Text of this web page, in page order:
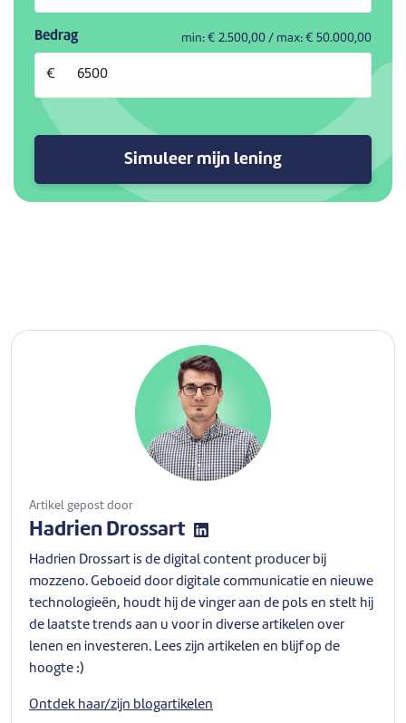
Bedrag min: € 2.500,00 / max: € 50.000,00
€
Simuleer mijn lening
Artikel gepost door
Hadrien Drossart
Hadrien Drossart is de digital content producer bij
mozzeno. Geboeid door digitale communicatie en nieuwe
technologieën, houdt hij de vinger aan de pols en stelt hij
de laatste trends aan u voor in diverse artikelen over
lenen en investeren. Lees zijn artikelen en blijf op de
hoogte :)
Ontdek haar/zijn blogartikelen